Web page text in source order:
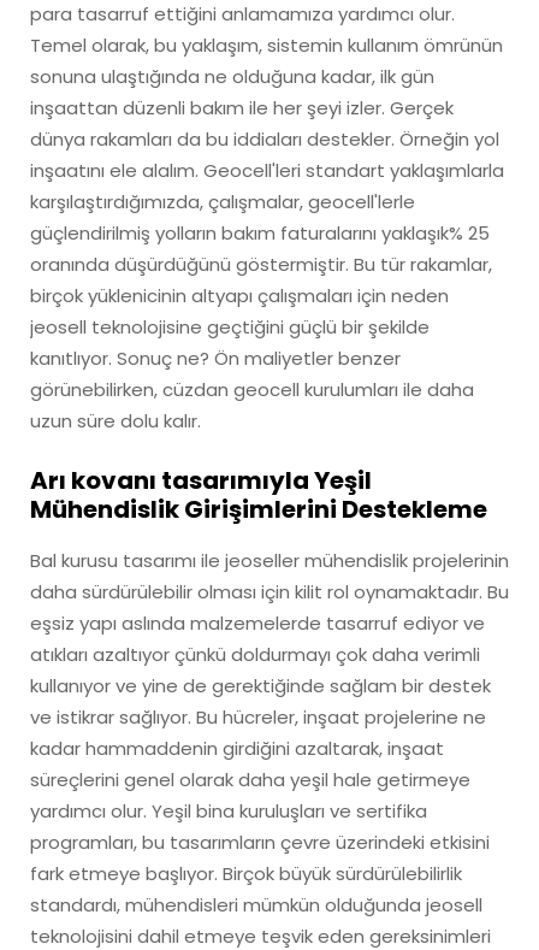
para tasarruf ettiğini anlamamıza yardımcı olur.
Temel olarak, bu yaklaşım, sistemin kullanım ömrünün
sonuna ulaştığında ne olduğuna kadar, ilk gün
inşaattan düzenli bakım ile her şeyi izler. Gerçek
dünya rakamları da bu iddiaları destekler. Örneğin yol
inşaatını ele alalım. Geocell'leri standart yaklaşımlarla
karşılaştırdığımızda, çalışmalar, geocell'lerle
güçlendirilmiş yolların bakım faturalarını yaklaşık% 25
oranında düşürdüğünü göstermiştir. Bu tür rakamlar,
birçok yüklenicinin altyapı çalışmaları için neden
jeosell teknolojisine geçtiğini güçlü bir şekilde
kanıtlıyor. Sonuç ne? Ön maliyetler benzer
görünebilirken, cüzdan geocell kurulumları ile daha
uzun süre dolu kalır.
Arı kovanı tasarımıyla Yeşil
Mühendislik Girişimlerini Destekleme
Bal kurusu tasarımı ile jeoseller mühendislik projelerinin
daha sürdürülebilir olması için kilit rol oynamaktadır. Bu
eşsiz yapı aslında malzemelerde tasarruf ediyor ve
atıkları azaltıyor çünkü doldurmayı çok daha verimli
kullanıyor ve yine de gerektiğinde sağlam bir destek
ve istikrar sağlıyor. Bu hücreler, inşaat projelerine ne
kadar hammaddenin girdiğini azaltarak, inşaat
süreçlerini genel olarak daha yeşil hale getirmeye
yardımcı olur. Yeşil bina kuruluşları ve sertifika
programları, bu tasarımların çevre üzerindeki etkisini
fark etmeye başlıyor. Birçok büyük sürdürülebilirlik
standardı, mühendisleri mümkün olduğunda jeosell
teknolojisini dahil etmeye teşvik eden gereksinimleri